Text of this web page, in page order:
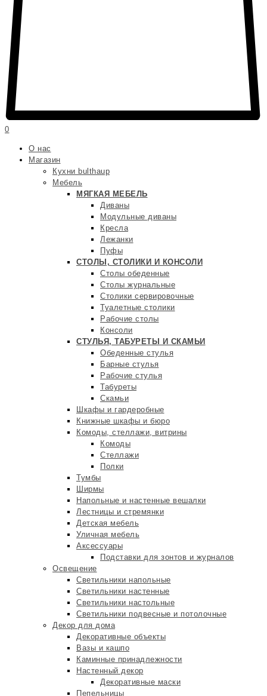
0
О нас
Магазин
Кухни bulthaup
Мебель
МЯГКАЯ МЕБЕЛЬ
Диваны
Модульные диваны
Кресла
Лежанки
Пуфы
СТОЛЫ, СТОЛИКИ И КОНСОЛИ
Столы обеденные
Столы журнальные
Столики сервировочные
Туалетные столики
Рабочие столы
Консоли
СТУЛЬЯ, ТАБУРЕТЫ И СКАМЬИ
Обеденные стулья
Барные стулья
Рабочие стулья
Табуреты
Скамьи
Шкафы и гардеробные
Книжные шкафы и бюро
Комоды, стеллажи, витрины
Комоды
Стеллажи
Полки
Тумбы
Ширмы
Напольные и настенные вешалки
Лестницы и стремянки
Детская мебель
Уличная мебель
Аксессуары
Подставки для зонтов и журналов
Освещение
Светильники напольные
Светильники настенные
Светильники настольные
Светильники подвесные и потолочные
Декор для дома
Декоративные объекты
Вазы и кашпо
Каминные принадлежности
Настенный декор
Декоративные маски
Пепельницы